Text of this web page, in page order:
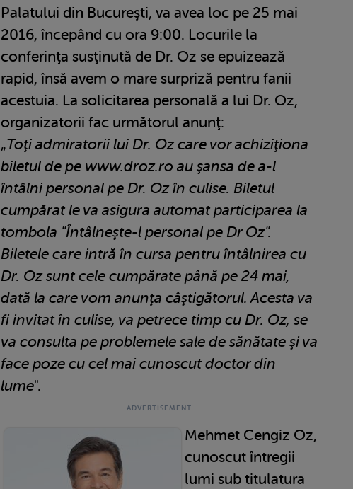
Palatului din Bucureşti, va avea loc pe 25 mai
2016, începând cu ora 9:00. Locurile la
conferinţa susţinută de Dr. Oz se epuizează
rapid, însă avem o mare surpriză pentru fanii
acestuia. La solicitarea personală a lui Dr. Oz,
organizatorii fac următorul anunţ:
„Toţi admiratorii lui Dr. Oz care vor achiziţiona
biletul de pe www.droz.ro au şansa de a-l
întâlni personal pe Dr. Oz în culise. Biletul
cumpărat le va asigura automat participarea la
tombola "Întâlneşte-l personal pe Dr Oz".
Biletele care intră în cursa pentru întâlnirea cu
Dr. Oz sunt cele cumpărate până pe 24 mai,
dată la care vom anunţa câştigătorul. Acesta va
fi invitat în culise, va petrece timp cu Dr. Oz, se
va consulta pe problemele sale de sănătate şi va
face poze cu cel mai cunoscut doctor din
lume".
Mehmet Cengiz Oz,
cunoscut întregii
lumi sub titulatura